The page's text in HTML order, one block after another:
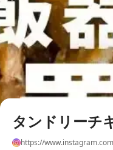
タンドリーチ
https://